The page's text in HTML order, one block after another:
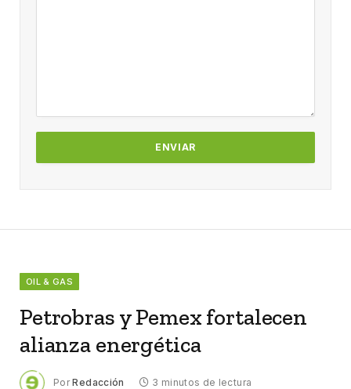
OIL & GAS
Petrobras y Pemex fortalecen
alianza energética
Por Redacción 3 minutos de lectura